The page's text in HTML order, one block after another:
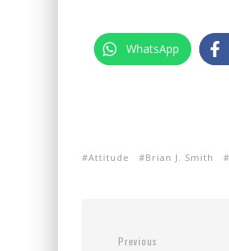
WhatsApp
Attitude Brian J. Smith
Previous